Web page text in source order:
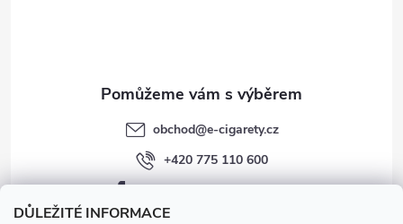
DŮLEŽITÉ INFORMACE
obchod@e-cigarety.cz
+420 775 110 600
facebook.com/e-cigarety.cz